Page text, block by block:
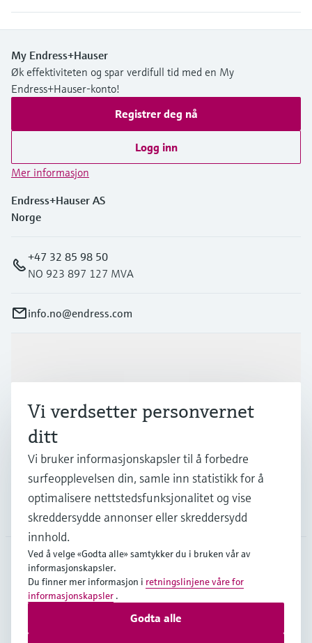
My Endress+Hauser
Øk effektiviteten og spar verdifull tid med en My
Endress+Hauser-konto!
Registrer deg nå
Logg inn
Mer informasjon
Endress+Hauser AS
Norge
+47 32 85 98 50
NO 923 897 127 MVA
info.no@endress.com
Industrier
Kundestøtte
Selskapet
NOR•Norsk
Opphavsrett © Endress+Hauser Group Services AG
Vi verdsetter personvernet
ditt
Vi bruker informasjonskapsler til å forbedre
surfeopplevelsen din, samle inn statistikk for å
optimalisere nettstedsfunksjonalitet og vise
skreddersydde annonser eller skreddersydd
innhold.
Ved å velge «Godta alle» samtykker du i bruken vår av
informasjonskapsler.
Du finner mer informasjon i retningslinjene våre for
informasjonskapsler .
Godta alle